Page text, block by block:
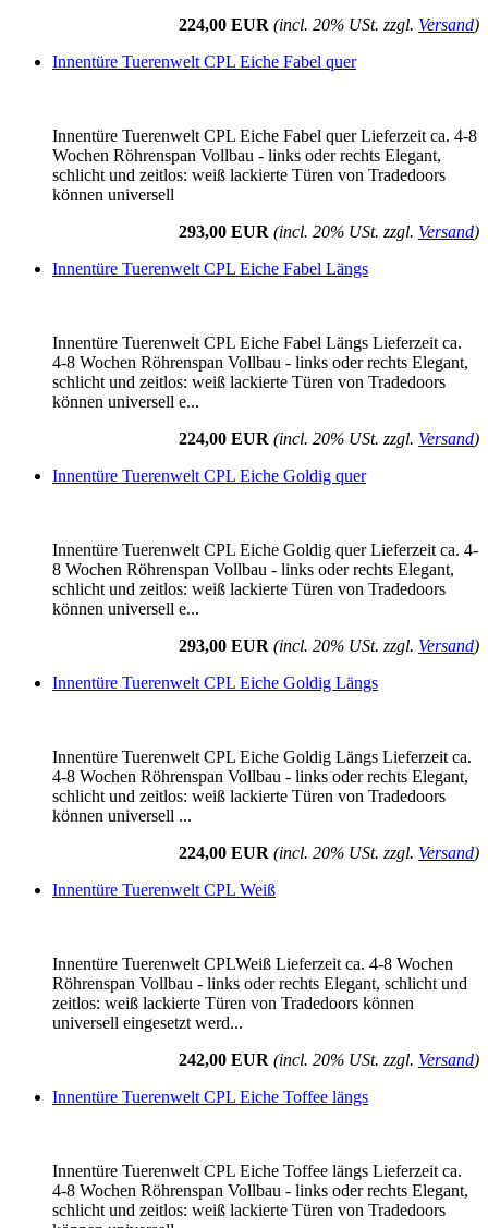
224,00 EUR (incl. 20% USt. zzgl. Versand)
Innentüre Tuerenwelt CPL Eiche Fabel quer
Innentüre Tuerenwelt CPL Eiche Fabel quer Lieferzeit ca. 4-8
Wochen Röhrenspan Vollbau - links oder rechts Elegant,
schlicht und zeitlos: weiß lackierte Türen von Tradedoors
können universell
293,00 EUR (incl. 20% USt. zzgl. Versand)
Innentüre Tuerenwelt CPL Eiche Fabel Längs
Innentüre Tuerenwelt CPL Eiche Fabel Längs Lieferzeit ca.
4-8 Wochen Röhrenspan Vollbau - links oder rechts Elegant,
schlicht und zeitlos: weiß lackierte Türen von Tradedoors
können universell e...
224,00 EUR (incl. 20% USt. zzgl. Versand)
Innentüre Tuerenwelt CPL Eiche Goldig quer
Innentüre Tuerenwelt CPL Eiche Goldig quer Lieferzeit ca. 4-
8 Wochen Röhrenspan Vollbau - links oder rechts Elegant,
schlicht und zeitlos: weiß lackierte Türen von Tradedoors
können universell e...
293,00 EUR (incl. 20% USt. zzgl. Versand)
Innentüre Tuerenwelt CPL Eiche Goldig Längs
Innentüre Tuerenwelt CPL Eiche Goldig Längs Lieferzeit ca.
4-8 Wochen Röhrenspan Vollbau - links oder rechts Elegant,
schlicht und zeitlos: weiß lackierte Türen von Tradedoors
können universell ...
224,00 EUR (incl. 20% USt. zzgl. Versand)
Innentüre Tuerenwelt CPL Weiß
Innentüre Tuerenwelt CPLWeiß Lieferzeit ca. 4-8 Wochen
Röhrenspan Vollbau - links oder rechts Elegant, schlicht und
zeitlos: weiß lackierte Türen von Tradedoors können
universell eingesetzt werd...
242,00 EUR (incl. 20% USt. zzgl. Versand)
Innentüre Tuerenwelt CPL Eiche Toffee längs
Innentüre Tuerenwelt CPL Eiche Toffee längs Lieferzeit ca.
4-8 Wochen Röhrenspan Vollbau - links oder rechts Elegant,
schlicht und zeitlos: weiß lackierte Türen von Tradedoors